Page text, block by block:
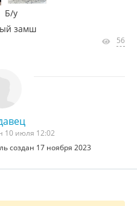
Б/у
замш
56
10 июля 12:02
создан 17 ноября 2023